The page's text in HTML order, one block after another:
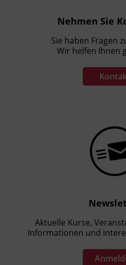
Nehmen Sie
Sie haben Fragen
Wir helfen Ihnen
Aktuelle Kurse,
Informationen und